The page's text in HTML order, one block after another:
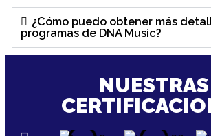
¿Cómo puedo obtener más
programas de DNA Music?
NUESTRAS